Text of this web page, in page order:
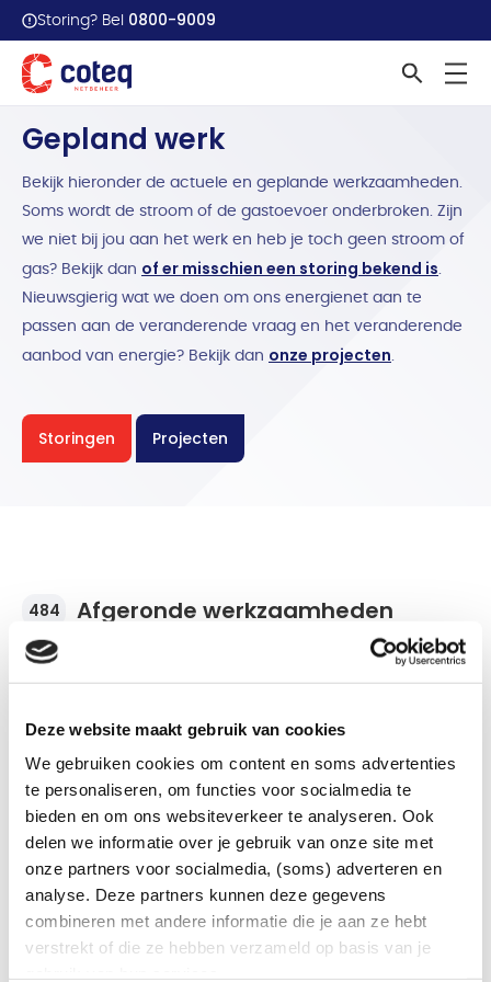
Deze website maakt gebruik van cookies
We gebruiken cookies om content en soms advertenties
te personaliseren, om functies voor socialmedia te
bieden en om ons websiteverkeer te analyseren. Ook
delen we informatie over je gebruik van onze site met
onze partners voor socialmedia, (soms) adverteren en
analyse. Deze partners kunnen deze gegevens
combineren met andere informatie die je aan ze hebt
verstrekt of die ze hebben verzameld op basis van je
Storing? Bel 0800-9009
Home Werkzaamheden overzicht
Gepland werk
Bekijk hieronder de actuele en geplande werkzaamheden.
Soms wordt de stroom of de gastoevoer onderbroken. Zijn
we niet bij jou aan het werk en heb je toch geen stroom of
gas? Bekijk dan of er misschien een storing bekend is.
Nieuwsgierig wat we doen om ons energienet aan te
passen aan de veranderende vraag en het veranderende
aanbod van energie? Bekijk dan onze projecten.
Storingen Projecten
484 Afgeronde werkzaamheden
Stroomonderbreking
De werkzaamheden zijn afgerond.
Postcode Plaats en wijk/buurt
28-07-2026 | 08:30 28-07-2026 | 15:00
Aantal klanten Soort werkzaamheden
Stroomonderbreking
De werkzaamheden zijn afgerond.
Postcodes
7572AB 7572ZV
Plaats en wijk/buurt
Oldenzaal
Van
24-07-2026 | 09:00 24-07-2026 | 15:00
Aantal klanten Soort werkzaamheden
Stroomonderbreking
De werkzaamheden zijn afgerond.